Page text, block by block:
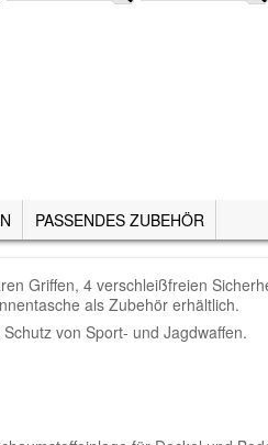
PASSENDES ZUBEHÖR
Griffen, 4 verschleißfreien
als Zubehör erhältlich.
von Sport- und Jagdwaffen.